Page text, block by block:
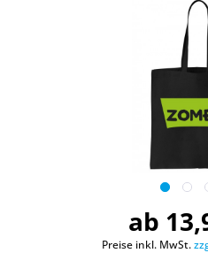
ab
Preise inkl. MwSt.